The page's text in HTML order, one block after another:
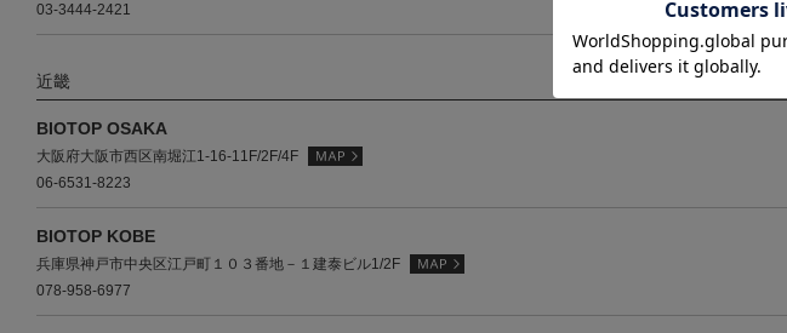
03-3444-2421
近畿
BIOTOP OSAKA
大阪府大阪市西区南堀江1-16-11F/2F/4F
06-6531-8223
BIOTOP KOBE
兵庫県神戸市中央区江戸町１０３番地－１建泰ビル1/2F
078-958-6977